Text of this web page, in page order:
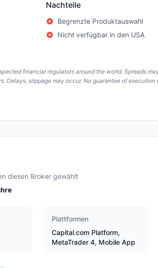
Nachteile
Begrenzte Produktauswahl
Nicht verfügbar in den USA
financial regulators around the world. Spreads
slippage may occur. No guarantee of execution
diesen Broker gewählt
Plattformen
Capital.com Platform,
MetaTrader 4, Mobile App